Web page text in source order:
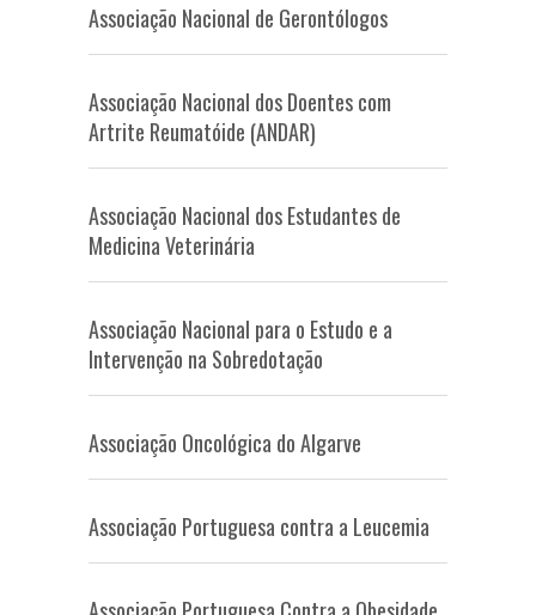
Associação Nacional de Gerontólogos
Associação Nacional dos Doentes com
Artrite Reumatóide (ANDAR)
Associação Nacional dos Estudantes de
Medicina Veterinária
Associação Nacional para o Estudo e a
Intervenção na Sobredotação
Associação Oncológica do Algarve
Associação Portuguesa contra a Leucemia